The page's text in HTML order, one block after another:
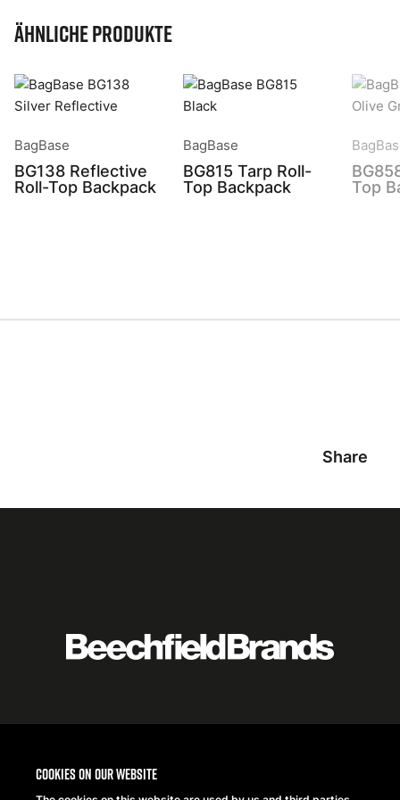
Cookies on our website
Ähnliche Produkte
BagBase
BG138 Reflective
Roll-Top Backpack
BagBase
BG815 Tarp Roll-
Top Backpack
Top
Share
Logo